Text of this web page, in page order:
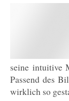
seine intuitive
Passend des
wirklich so